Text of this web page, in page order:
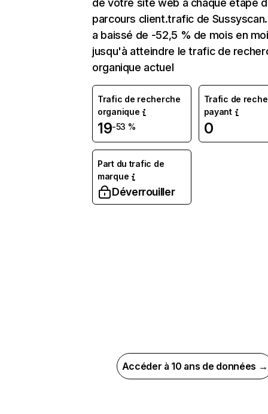
de votre site web à chaque étape
parcours client.trafic de
a baissé de -52,5 % de mois en
jusqu'à atteindre le trafic de
organique actuel
Trafic de recherche
organique
19-53 %
Trafic de
payant
0
Part du trafic de
marque
Déverrouiller
Accéder à 10 ans de données →